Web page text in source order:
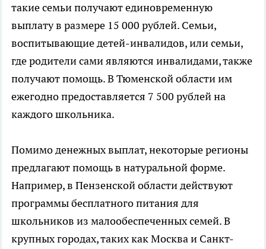
такие семьи получают единовременную
выплату в размере 15 000 рублей. Семьи,
воспитывающие детей-инвалидов, или семьи,
где родители сами являются инвалидами, также
получают помощь. В Тюменской области им
ежегодно предоставляется 7 500 рублей на
каждого школьника.
Помимо денежных выплат, некоторые регионы
предлагают помощь в натуральной форме.
Например, в Пензенской области действуют
программы бесплатного питания для
школьников из малообеспеченных семей. В
крупных городах, таких как Москва и Санкт-